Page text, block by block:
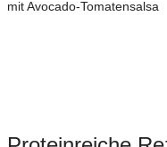
mit Avocado-Tomatensalsa